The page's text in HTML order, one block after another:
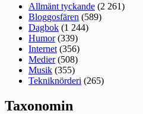
Allmänt tyckande (2 261)
Bloggosfären (589)
Dagbok (1 244)
Humor(339)
Internet (356)
Medier(508)
Musik (355)
Tekniknörderi (265)
Taxonomin